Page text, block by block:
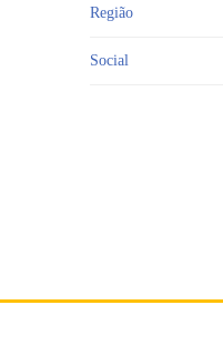
Região
Social